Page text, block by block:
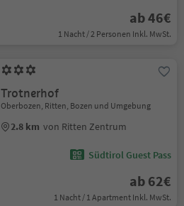
ab 46€
1 Nacht / 2 Personen Inkl. MwSt.
Trotnerhof
Oberbozen, Ritten, Bozen und Umgebung
2.8 km von Ritten Zentrum
Südtirol Guest Pass
ab 62€
1 Nacht / 1 Apartment Inkl. MwSt.